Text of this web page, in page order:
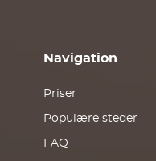
Navigation
Priser
Populære steder
FAQ